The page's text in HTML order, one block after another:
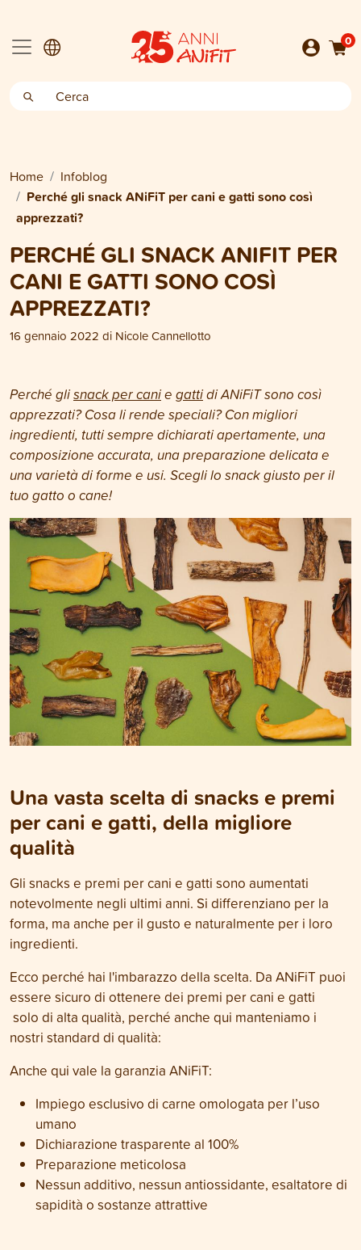
0
Home Infoblog
Perché gli snack ANiFiT per cani e gatti sono così
apprezzati?
PERCHÉ GLI SNACK ANIFIT PER
CANI E GATTI SONO COSÌ
APPREZZATI?
16 gennaio 2022 di Nicole Cannellotto
Perché glisnack per canie gattidi ANiFiT sono così
apprezzati? Cosa li rende speciali? Con migliori
ingredienti, tutti sempre dichiarati apertamente, una
composizione accurata, una preparazione delicata e
una varietà di forme e usi. Scegli lo snack giusto per il
tuo gatto o cane!
Una vasta scelta di snacks e premi
per cani e gatti, della migliore
qualità
Gli snacks e premi per cani e gatti sono aumentati
notevolmente negli ultimi anni. Si differenziano per la
forma, ma anche per il gusto e naturalmente per i loro
ingredienti.
Ecco perché hai l'imbarazzo della scelta. Da ANiFiT puoi
essere sicuro di ottenere dei premi per cani e gatti
solo di alta qualità, perché anche qui manteniamo i
nostri standard di qualità:
Anche qui vale la garanzia ANiFiT:
Impiego esclusivo di carne omologata per l’uso
umano
Dichiarazione trasparente al 100%
Preparazione meticolosa
Nessun additivo, nessun antiossidante, esaltatore di
sapidità o sostanze attrattive